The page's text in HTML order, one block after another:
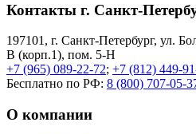
Контакты г. Санкт-
197101, г. Санкт-Петербург, ул.
В (корп.1), пом. 5-Н
+7 (965) 089-22-72; +7 (812) 449-
Бесплатно по РФ: 8 (800) 707-05-
О компании